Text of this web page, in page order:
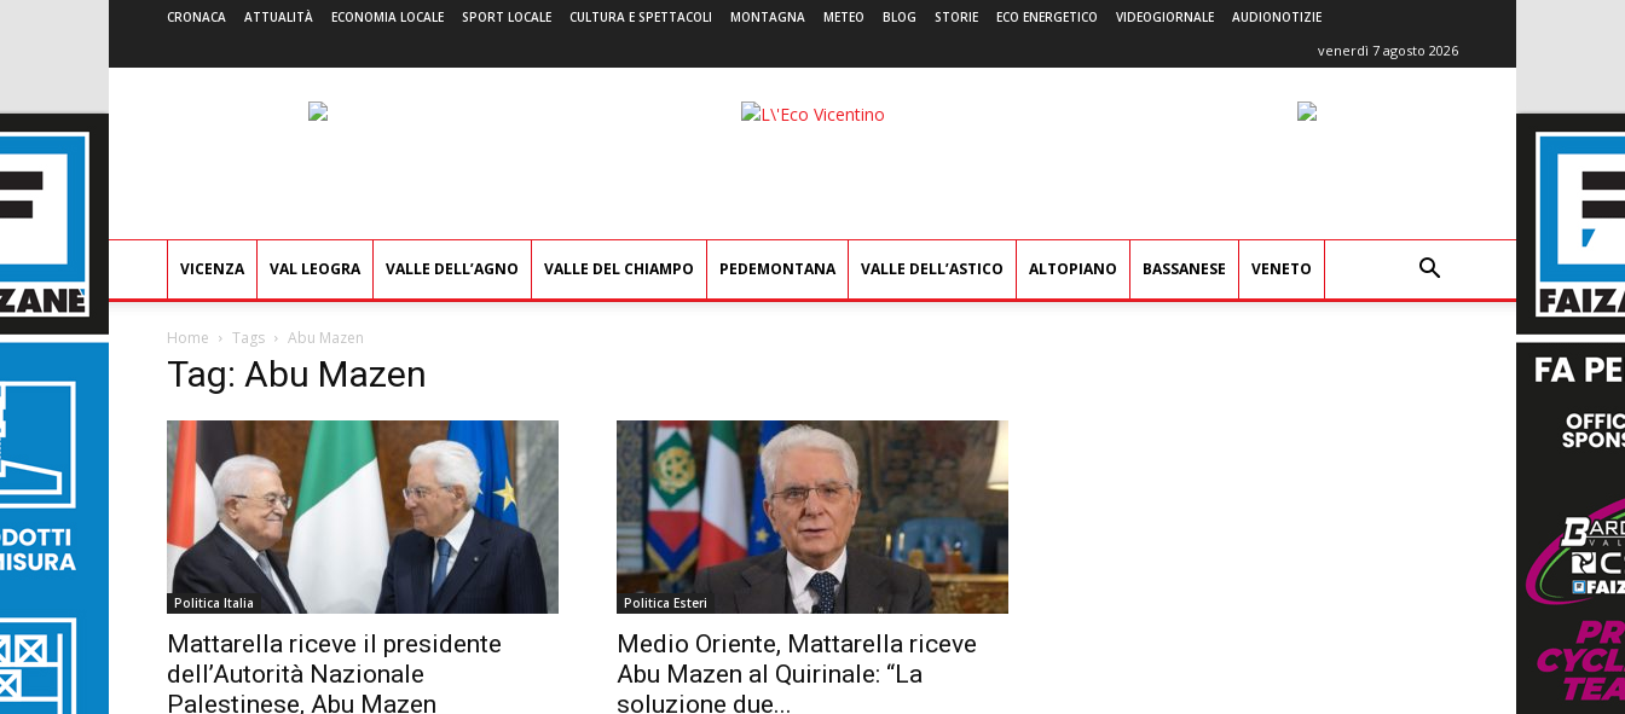
CRONACA ATTUALITÀ ECONOMIA LOCALE SPORT LOCALE CULTURA E SPETTACOLI MONTAGNA METEO BLOG STORIE ECO ENERGETICO VIDEOGIORNALE AUDIONOTIZIE
venerdì 7 agosto 2026
L'Eco
VICENZA VAL LEOGRA VALLE DELL’AGNO VALLE DEL CHIAMPO PEDEMONTANA VALLE DELL’ASTICO ALTOPIANO BASSANESE VENETO
Home Tags Abu Mazen
Tag: Abu Mazen
Politica Italia
Mattarella riceve il presidente
dell’Autorità Nazionale
Palestinese, Abu Mazen
Politica Esteri
Medio Oriente, Mattarella riceve
Abu Mazen al Quirinale: “La
soluzione due...